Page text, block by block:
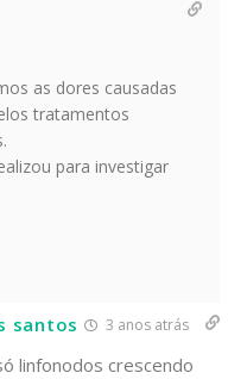
as dores causadas
tratamentos
para investigar
santos 3 anos atrás
linfonodos crescendo